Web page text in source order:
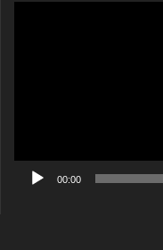
00:00